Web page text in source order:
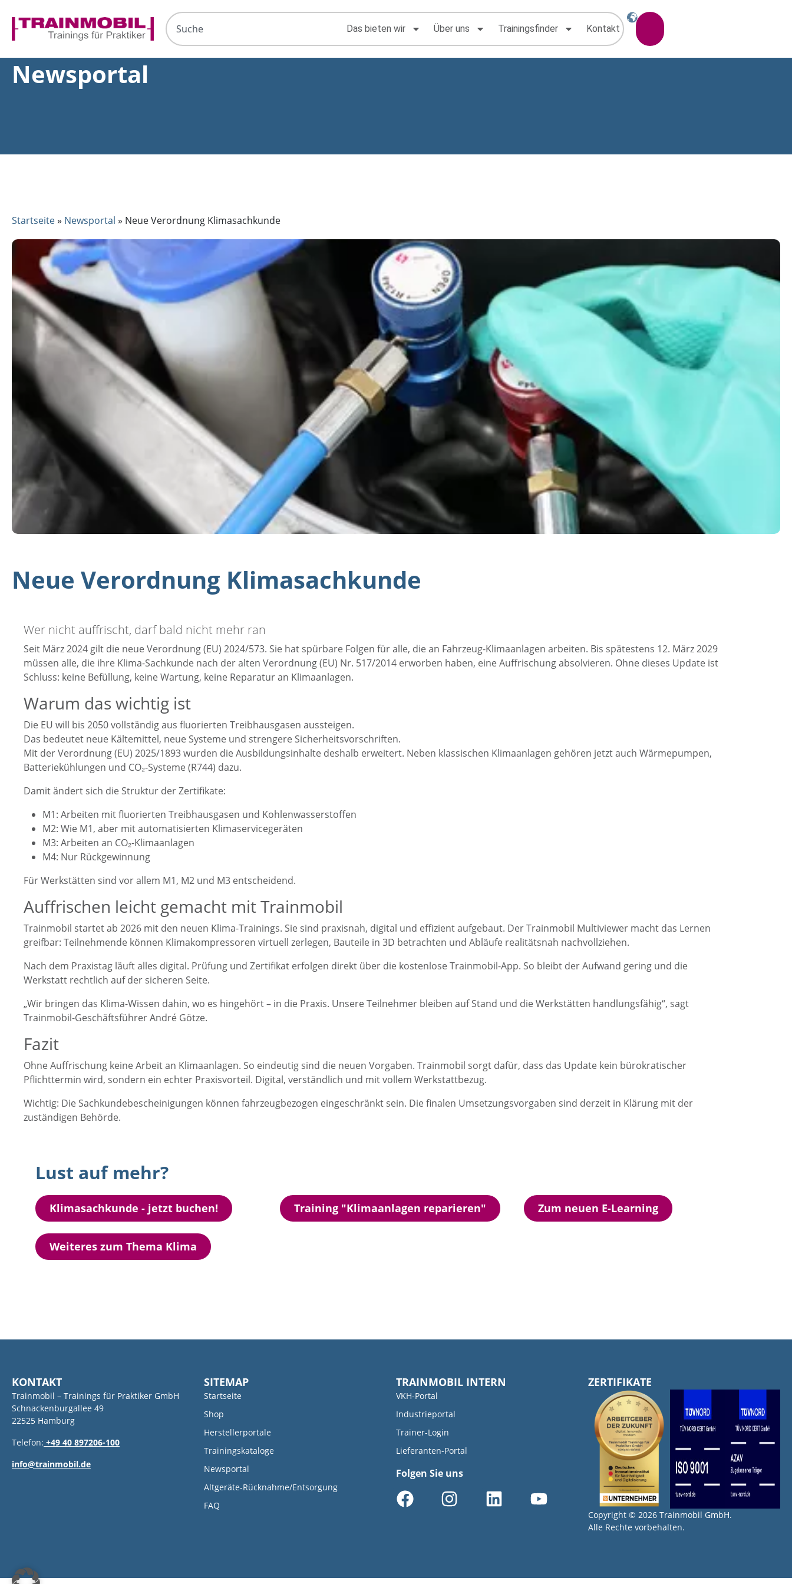
Das bieten wir Über uns Trainingsfinder Kontakt
Newsportal
Startseite» Newsportal » Neue Verordnung Klimasachkunde
Neue Verordnung Klimasachkunde
Wer nicht auffrischt, darf bald nicht mehr ran
Seit März 2024 gilt die neue Verordnung (EU) 2024/573. Sie hat spürbare Folgen für alle, die an Fahrzeug-Klimaanlagen arbeiten. Bis spätestens 12. März 2029
müssen alle, die ihre Klima-Sachkunde nach der alten Verordnung (EU) Nr. 517/2014 erworben haben, eine Auffrischung absolvieren. Ohne dieses Update ist
Schluss: keine Befüllung, keine Wartung, keine Reparatur an Klimaanlagen.
Warum das wichtig ist
Die EU will bis 2050 vollständig aus fluorierten Treibhausgasen aussteigen.
Das bedeutet neue Kältemittel, neue Systeme und strengere Sicherheitsvorschriften.
Mit der Verordnung (EU) 2025/1893 wurden die Ausbildungsinhalte deshalb erweitert. Neben klassischen Klimaanlagen gehören jetzt auch Wärmepumpen,
Batteriekühlungen und CO₂-Systeme (R744) dazu.
Damit ändert sich die Struktur der Zertifikate:
M1: Arbeiten mit fluorierten Treibhausgasen und Kohlenwasserstoffen
M2: Wie M1, aber mit automatisierten Klimaservicegeräten
M3: Arbeiten an CO₂-Klimaanlagen
M4: Nur Rückgewinnung
Für Werkstätten sind vor allem M1, M2 und M3 entscheidend.
Auffrischen leicht gemacht mit Trainmobil
Trainmobil startet ab 2026 mit den neuen Klima-Trainings. Sie sind praxisnah, digital und effizient aufgebaut. Der Trainmobil Multiviewer macht das Lernen
greifbar: Teilnehmende können Klimakompressoren virtuell zerlegen, Bauteile in 3D betrachten und Abläufe realitätsnah nachvollziehen.
Nach dem Praxistag läuft alles digital. Prüfung und Zertifikat erfolgen direkt über die kostenlose Trainmobil-App. So bleibt der Aufwand gering und die
Werkstatt rechtlich auf der sicheren Seite.
„Wir bringen das Klima-Wissen dahin, wo es hingehört – in die Praxis. Unsere Teilnehmer bleiben auf Stand und die Werkstätten handlungsfähig“, sagt
Trainmobil-Geschäftsführer André Götze.
Fazit
Ohne Auffrischung keine Arbeit an Klimaanlagen. So eindeutig sind die neuen Vorgaben. Trainmobil sorgt dafür, dass das Update kein bürokratischer
Pflichttermin wird, sondern ein echter Praxisvorteil. Digital, verständlich und mit vollem Werkstattbezug.
Wichtig: Die Sachkundebescheinigungen können fahrzeugbezogen eingeschränkt sein. Die finalen Umsetzungsvorgaben sind derzeit in Klärung mit der
zuständigen Behörde.
Lust auf mehr?
Klimasachkunde - jetzt buchen! Training "Klimaanlagen reparieren" Zum neuen E-Learning
Weiteres zum Thema Klima
KONTAKT
Trainmobil – Trainings für Praktiker GmbH
Schnackenburgallee 49
22525 Hamburg
Telefon: +49 40 897206-100
info@trainmobil.de
SITEMAP
Startseite
Shop
Herstellerportale
Trainingskataloge
Newsportal
Altgeräte-Rücknahme/Entsorgung
FAQ
TRAINMOBIL INTERN
VKH-Portal
Industrieportal
Trainer-Login
Lieferanten-Portal
Folgen Sie uns
ZERTIFIKATE
Copyright © 2026 Trainmobil GmbH.
Alle Rechte vorbehalten.